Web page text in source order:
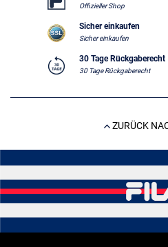
Offizieller Shop
Sicher einkaufen
Sicher einkaufen
30 Tage Rückgaberecht
30 Tage Rückgaberecht
ZURÜCK